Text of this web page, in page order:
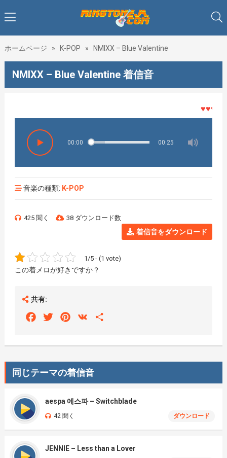
ホームページ » K-POP » NMIXX – Blue Valentine
NMIXX – Blue Valentine 着信音
♥♥♥着メ
00:00 00:25
音楽の種類: K-POP
425 聞く 38 ダウンロード数
着信音をダウンロード
1/5 - (1 vote)
この着メロが好きですか？
共有:
FacebookTwitterPinterest
VK
同じテーマの着信音
aespa 에스파 – Switchblade
42 聞く ダウンロード
JENNIE – Less than a Lover